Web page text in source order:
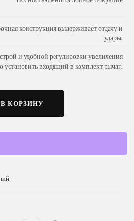
конструкция выдерживает отдачу и
удары.
и удобной регулировки увеличения
установить входящий в комплект рычаг.
В КОРЗИНУ